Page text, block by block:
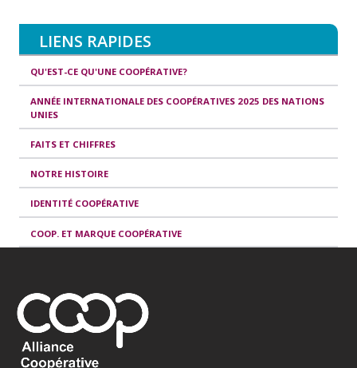
LIENS RAPIDES
QU'EST-CE QU'UNE COOPÉRATIVE?
ANNÉE INTERNATIONALE DES COOPÉRATIVES 2025 DES NATIONS
UNIES
FAITS ET CHIFFRES
NOTRE HISTOIRE
IDENTITÉ COOPÉRATIVE
COOP. ET MARQUE COOPÉRATIVE